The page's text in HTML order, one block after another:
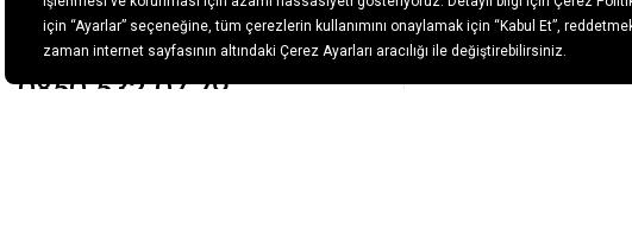
Müşteri Hizmetleri
0850 532 07 79